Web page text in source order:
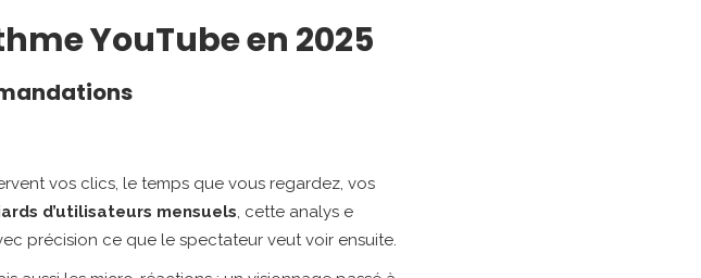
YouTube en 2025
vos clics, le temps que vous regardez, vos
d’utilisateurs mensuels, cette analys e
précision ce que le spectateur veut voir ensuite.